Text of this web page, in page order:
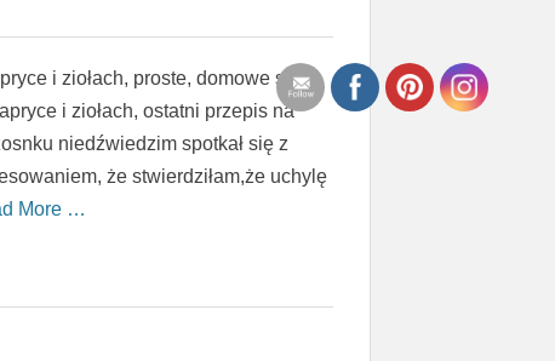
i ziołach, proste, domowe sery
i ziołach, ostatni przepis na
niedźwiedzim spotkał się z
że stwierdziłam,że uchylę
More …